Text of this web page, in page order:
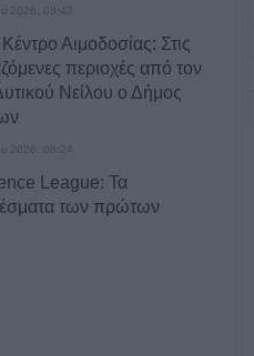
2026, 08:42
Αιμοδοσίας: Στις
περιοχές από τον
Νείλου ο Δήμος
2026, 08:24
League: Τα
των πρώτων